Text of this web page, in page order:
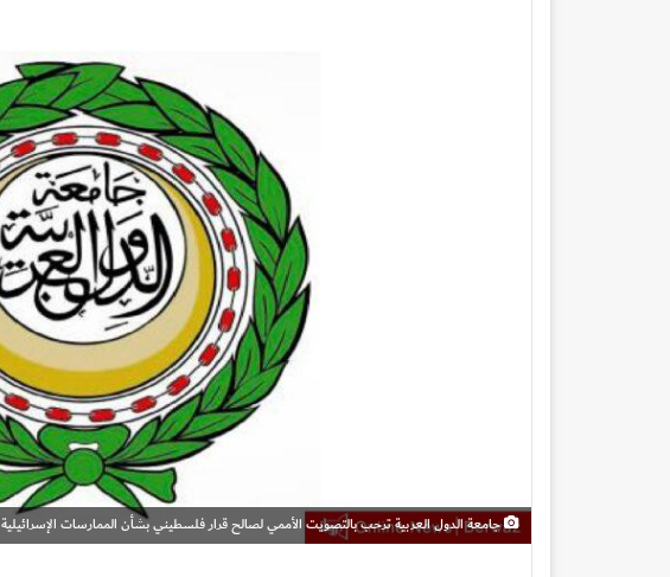
جامعة الدول العربية ترحب بالتصويت الأممي لصالح قرار فلسطيني بشأن الممارسات الإسرائيلية